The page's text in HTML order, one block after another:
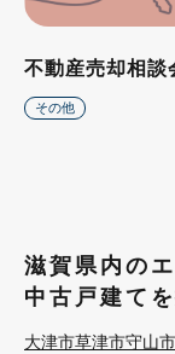
不動産売却相談
その他
滋賀県内の
中古戸建て
大津市草津市守山市